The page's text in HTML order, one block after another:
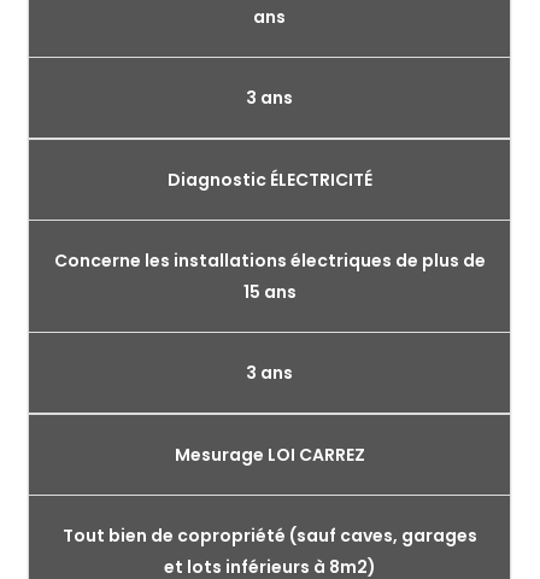
ans
3 ans
Diagnostic ÉLECTRICITÉ
Concerne les installations électriques de plus de
15 ans
3 ans
Mesurage LOI CARREZ
Tout bien de copropriété (sauf caves, garages
et lots inférieurs à 8m2)